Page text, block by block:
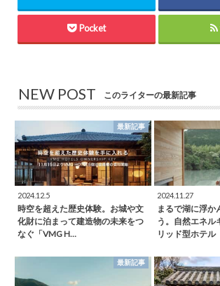
Pocket
NEW POST このライターの最新記事
最新記事
2024.12.5
時空を超えた歴史体験。お城や文
化財に泊まって建造物の未来をつ
なぐ「VMG H…
2024.11.27
まるで湖に浮か
う。自然エネル
リッド型ホテル
最新記事